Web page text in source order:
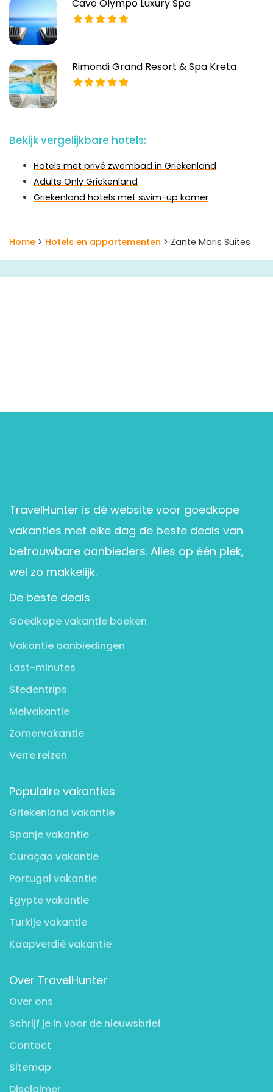
Cavo Olympo Luxury Spa
Rimondi Grand Resort & Spa Kreta
Bekijk vergelijkbare hotels:
Hotels met privé zwembad in Griekenland
Adults Only Griekenland
Griekenland hotels met swim-up kamer
Home > Hotels en appartementen > Zante Maris Suites
TravelHunter is dé website voor goedkope
vakanties met elke dag de beste deals van
betrouwbare aanbieders. Alles op één plek,
wel zo makkelijk.
De beste deals
Goedkope vakantie boeken
Vakantie aanbiedingen
Last-minutes
Stedentrips
Meivakantie
Zomervakantie
Verre reizen
Populaire vakanties
Griekenland vakantie
Spanje vakantie
Curaçao vakantie
Portugal vakantie
Egypte vakantie
Turkije vakantie
Kaapverdië vakantie
Over TravelHunter
Over ons
Schrijf je in voor de nieuwsbrief
Contact
Sitemap
Disclaimer